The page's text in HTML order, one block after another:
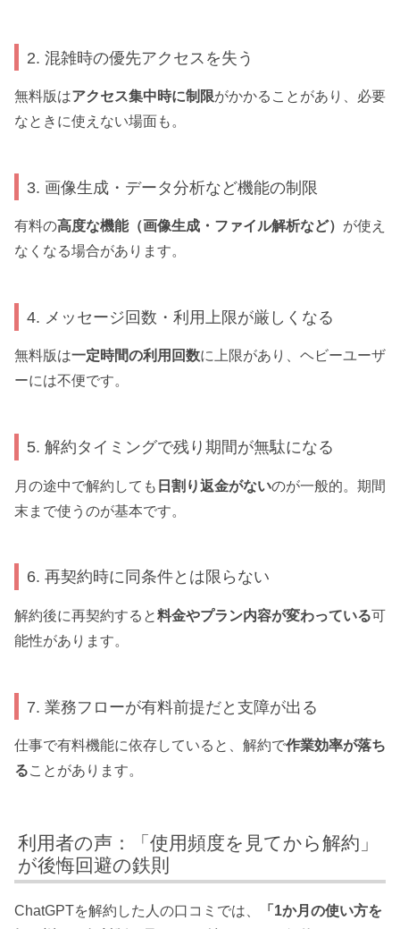
2. 混雑時の優先アクセスを失う
無料版はアクセス集中時に制限がかかることがあり、必要
なときに使えない場面も。
3. 画像生成・データ分析など機能の制限
有料の高度な機能（画像生成・ファイル解析など） が使え
なくなる場合があります。
4. メッセージ回数・利用上限が厳しくなる
無料版は一定時間の利用回数に上限があり、ヘビーユーザ
ーには不便です。
5. 解約タイミングで残り期間が無駄になる
月の途中で解約しても 日割り返金がないのが一般的。期間
末まで使うのが基本です。
6. 再契約時に同条件とは限らない
解約後に再契約すると料金やプラン内容が変わっている可
能性があります。
7. 業務フローが有料前提だと支障が出る
仕事で有料機能に依存していると、解約で作業効率が落ち
ることがあります。
利用者の声：「使用頻度を見てから解約」
が後悔回避の鉄則
ChatGPTを解約した人の口コミでは、
「1か月の使い方を